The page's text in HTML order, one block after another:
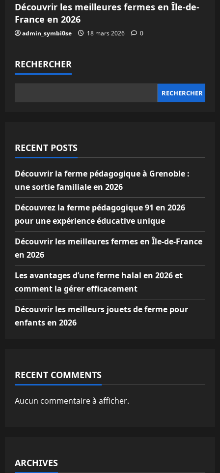
Découvrir les meilleures fermes en Île-de-
France en 2026
admin_symbi0se 18 mars 2026 0
RECHERCHER
RECHERCHER
RECENT POSTS
Découvrir la ferme pédagogique à Grenoble :
une sortie familiale en 2026
Découvrez la ferme pédagogique 91 en 2026
pour une expérience éducative unique
Découvrir les meilleures fermes en Île-de-France
en 2026
Les avantages d’une ferme halal en 2026 et
comment la gérer efficacement
Découvrir les meilleurs jouets de ferme pour
enfants en 2026
RECENT COMMENTS
Aucun commentaire à afficher.
ARCHIVES